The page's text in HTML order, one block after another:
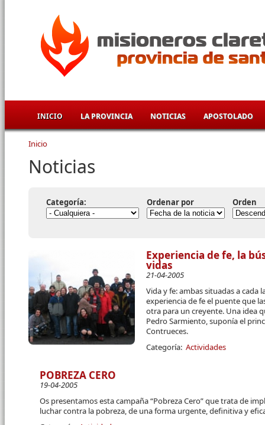
INICIO LA PROVINCIA NOTICIAS APOSTOLADO
Se encuentra usted aquí
Inicio
Noticias
Categoría: Ordenar por Orden
Experiencia de fe, la
vidas
21-04-2005
Vida y fe: ambas situadas a cada
experiencia de fe el puente que
otra para un creyente. Una idea
Pedro Sarmiento, suponía el
Contrueces.
Categoría: Actividades
POBREZA CERO
19-04-2005
Os presentamos esta campaña “Pobreza Cero” que trata de
luchar contra la pobreza, de una forma urgente, definitiva y